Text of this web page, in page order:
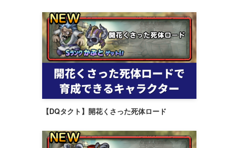
【DQタクト】開花くさった死体ロード